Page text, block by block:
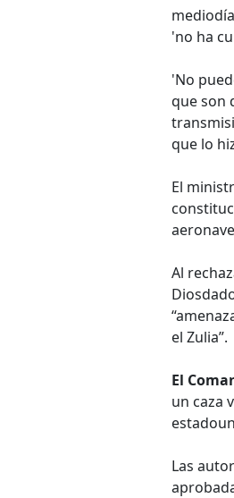
'no ha
'No
que son
que lo
El
Al
el Zulia”.
El
un caza
Las